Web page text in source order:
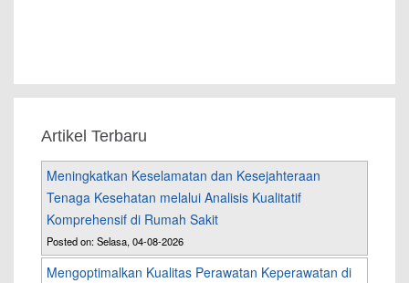
Artikel Terbaru
Meningkatkan Keselamatan dan Kesejahteraan
Tenaga Kesehatan melalui Analisis Kualitatif
Komprehensif di Rumah Sakit
Posted on: Selasa, 04-08-2026
Mengoptimalkan Kualitas Perawatan Keperawatan di